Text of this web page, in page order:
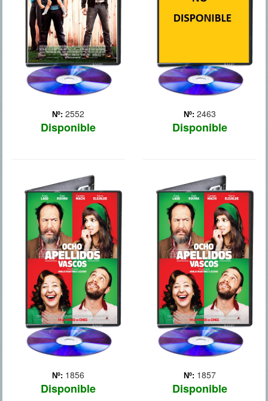
Nº: 2552
Disponible
sueño americano: acaban
de tener una niña adorable
y se han comprado una
preciosa casa en las afue...
Más
Nº: 2463
Disponible
de los que fueron sus
`hombres de su vida`, sin
que ella consiga encontrar
Nº: 1856
Disponible
8 APELLIDOS
VASCOS
Rafa (Dani Rovira) es un
joven señorito andaluz que
no ha tenido que salir
jamás de su Sevilla natal
para conseguir lo único
que le importa en la vida: el
fino, la gomina, el Betis y
las muj... Más
Nº: 1857
Disponible
8 APELLIDOS
VASCOS
Rafa (Dani Rovira) es un
joven señorito andaluz que
no ha tenido que salir
jamás de su Sevilla natal
para conseguir lo único
que le importa en la vida: el
fino, la gomina, el Betis y
las muj... Más